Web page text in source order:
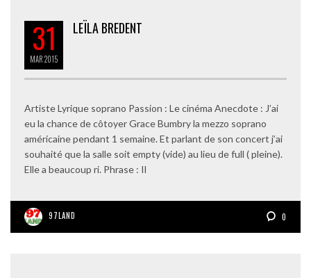
31
MAR2015
LEÏLA BREDENT
Artiste Lyrique soprano Passion : Le cinéma Anecdote : J’ai
eu la chance de côtoyer Grace Bumbry la mezzo soprano
américaine pendant 1 semaine. Et parlant de son concert j’ai
souhaité que la salle soit empty (vide) au lieu de full ( pleine).
Elle a beaucoup ri. Phrase : Il
97LAND 0